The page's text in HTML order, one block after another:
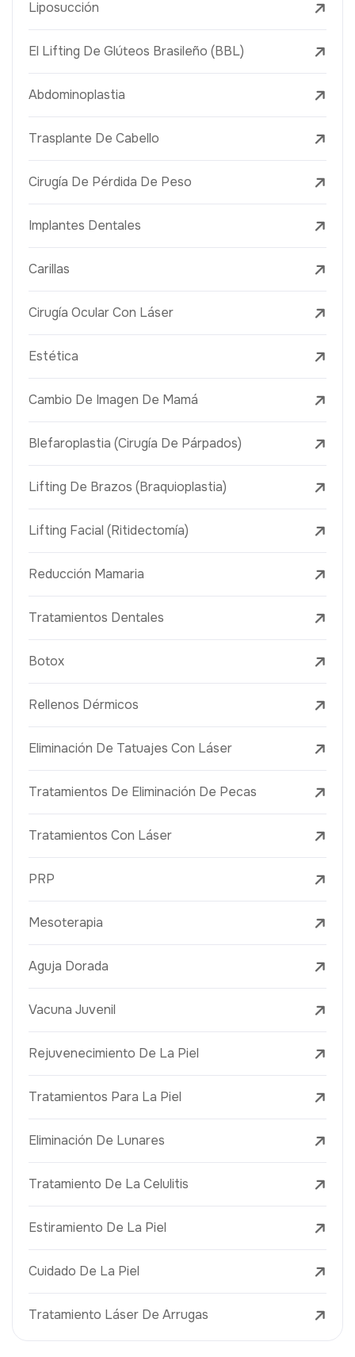
Liposucción
El Lifting De Glúteos Brasileño (BBL)
Abdominoplastia
Trasplante De Cabello
Cirugía De Pérdida De Peso
Implantes Dentales
Carillas
Cirugía Ocular Con Láser
Estética
Cambio De Imagen De Mamá
Blefaroplastia (Cirugía De Párpados)
Lifting De Brazos (Braquioplastia)
Lifting Facial (Ritidectomía)
Reducción Mamaria
Tratamientos Dentales
Botox
Rellenos Dérmicos
Eliminación De Tatuajes Con Láser
Tratamientos De Eliminación De Pecas
Tratamientos Con Láser
PRP
Mesoterapia
Aguja Dorada
Vacuna Juvenil
Rejuvenecimiento De La Piel
Tratamientos Para La Piel
Eliminación De Lunares
Tratamiento De La Celulitis
Estiramiento De La Piel
Cuidado De La Piel
Tratamiento Láser De Arrugas